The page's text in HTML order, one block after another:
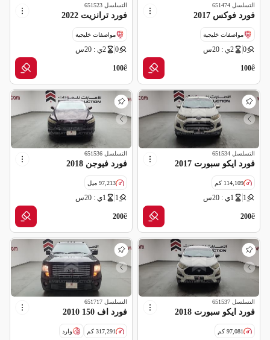
التسلسل 651474
فورد فوكس 2017
مواصفات خليجية
0 2ي : 20س
ê
100
التسلسل 651523
فورد ترانزيت 2022
مواصفات خليجية
0 2ي : 20س
ê
100
التسلسل 651534
فورد ايكو سبورت 2017
114,109 كم
1 1ي : 20س
ê
200
التسلسل 651536
فورد فيوجن 2018
97,213 ميل
1 1ي : 20س
ê
200
التسلسل 651537
فورد ايكو سبورت 2018
97,081 كم
التسلسل 651717
فورد اف 150 2010
317,291 كم وارد